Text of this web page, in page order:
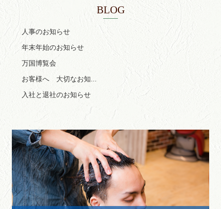
BLOG
人事のお知らせ
年末年始のお知らせ
万国博覧会
お客様へ 大切なお知...
入社と退社のお知らせ